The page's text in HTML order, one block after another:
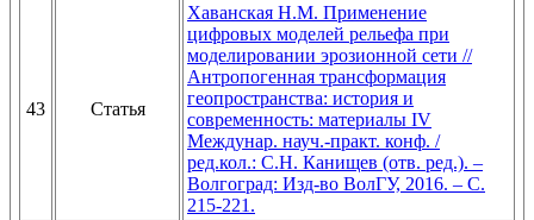
43 Статья
Хаванская Н.М. Применение
цифровых моделей рельефа при
моделировании эрозионной сети //
Антропогенная трансформация
геопространства: история и
современность: материалы IV
Междунар. науч.-практ. конф. /
ред.кол.: С.Н. Канищев (отв. ред.). –
Волгоград: Изд-во ВолГУ, 2016. – С.
215-221.